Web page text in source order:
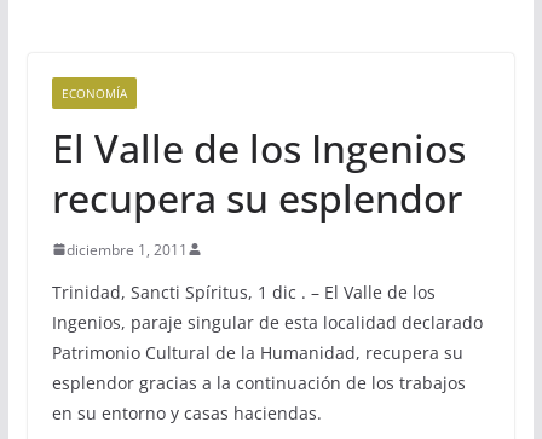
ECONOMÍA
El Valle de los Ingenios
recupera su esplendor
diciembre 1, 2011
Trinidad, Sancti Spíritus, 1 dic . – El Valle de los
Ingenios, paraje singular de esta localidad declarado
Patrimonio Cultural de la Humanidad, recupera su
esplendor gracias a la continuación de los trabajos
en su entorno y casas haciendas.